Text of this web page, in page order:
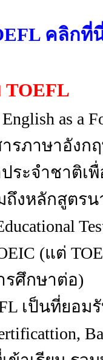
คลิกที่
TOEFL
as a
รภาษาอังก
ระจำชาติเ
งหลักสูตร
(แต่
รศึกษาต่อ)
ป็นที่ยอมรั